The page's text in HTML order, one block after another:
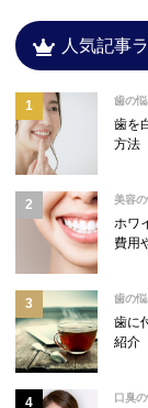
人気記事
歯の
歯を
方法
美容
ホワ
費用
歯の
歯に
紹介
口臭